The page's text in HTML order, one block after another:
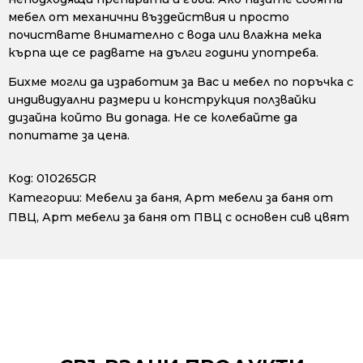
мебел от механични въздействия и просто
почиствате внимателно с вода или влажна мека
кърпа ще се радвате на дълги години употреба.
Бихме могли да изработим за Вас и мебел по поръчка с
индивидуални размери и конструкция ползвайки
дизайна който Ви допада. Не се колебайте да
попитате за цена.
Код: 010265GR
Категории: Мебели за баня, Арт мебели за баня от
ПВЦ, Арт мебели за баня от ПВЦ с основен сив цвят